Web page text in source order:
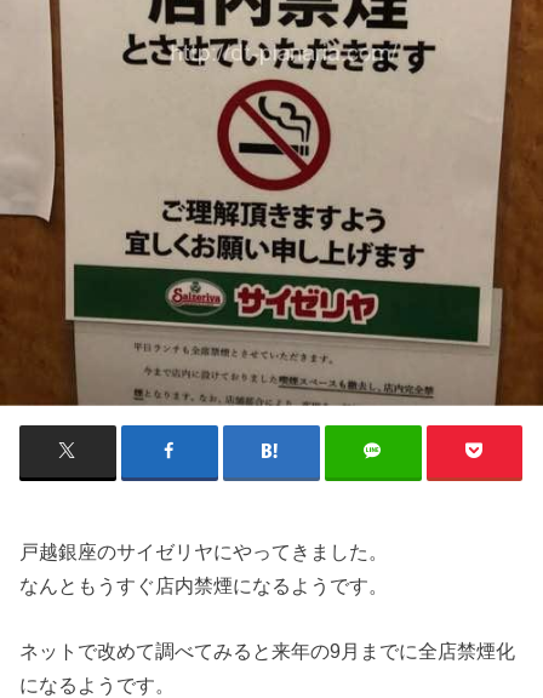
戸越銀座のサイゼリヤにやってきました。
なんともうすぐ店内禁煙になるようです。
ネットで改めて調べてみると来年の9月までに全店禁煙化
になるようです。